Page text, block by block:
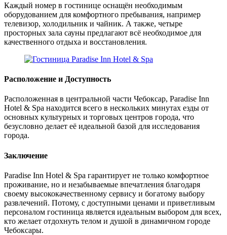
Каждый номер в гостинице оснащён необходимым
оборудованием для комфортного пребывания, например
телевизор, холодильник и чайник. А также, четыре
просторных зала сауны предлагают всё необходимое для
качественного отдыха и восстановления.
Расположение и Доступность
Расположенная в центральной части Чебоксар, Paradise Inn
Hotel & Spa находится всего в нескольких минутах езды от
основных культурных и торговых центров города, что
безусловно делает её идеальной базой для исследования
города.
Заключение
Paradise Inn Hotel & Spa гарантирует не только комфортное
проживание, но и незабываемые впечатления благодаря
своему высококачественному сервису и богатому выбору
развлечений. Потому, с доступными ценами и приветливым
персоналом гостиница является идеальным выбором для всех,
кто желает отдохнуть телом и душой в динамичном городе
Чебоксары.